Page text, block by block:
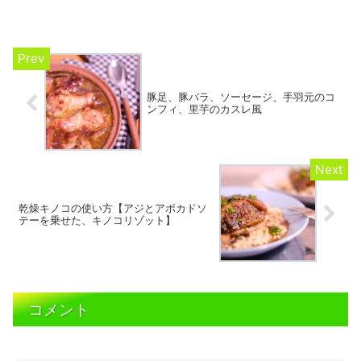
豚足、豚バラ、ソーセージ、手羽元のコ
ンフィ、里芋のカスレ風
乾燥キノコの使い方【アジとアボカドソ
テーを乗せた、キノコリゾット】
コメント